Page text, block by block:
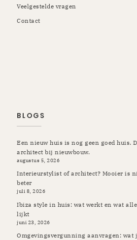
Veelgestelde vragen
Contact
BLOGS
Een nieuw huis is nog geen goed huis.
architect bij nieuwbouw.
augustus 5, 2026
Interieurstylist of architect? Mooier is
beter
juli 8, 2026
Ibiza style in huis: wat werkt en wat
lijkt
juni 23, 2026
Omgevingsvergunning aanvragen: wat